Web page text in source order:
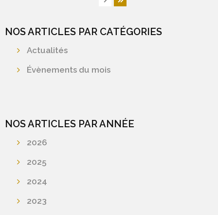
NOS ARTICLES PAR CATÉGORIES
Actualités
Évènements du mois
NOS ARTICLES PAR ANNÉE
2026
2025
2024
2023